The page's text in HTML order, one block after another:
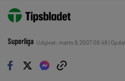
Superliga Udgivet: marts 8, 2007 08:48 |